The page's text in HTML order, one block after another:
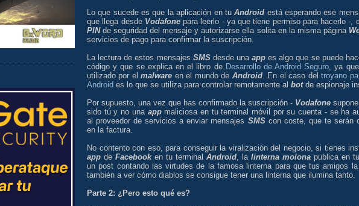
Lo que sucede es que la aplicación en tuAndroid está esperando ese
que llega desde Vodafonepara leerlo - ya que tiene permiso para hacerlo -,
PINde seguridad del mensaje y autorizarse ella solita en la misma página
servicios de pago para confirmar la suscripción.
La lectura de estos mensajes SMSdesde unaapp es algo que se puede
código y que se explica en el libro de Desarrollo de Android Seguro, ya
utilizado por elmalware en el mundo de Android. En el caso deltroyano
Android es lo que se utiliza para controlar remotamente al botde espionaje
Por supuesto, una vez que has confirmado la suscripción - Vodafone
sido tú y no una appmaliciosa en tu terminal móvil por su cuenta - se ha
al proveedor de servicios a enviar mensajes SMScon coste, que te serán
en la factura.
No contento con eso, para conseguir la viralización del negocio, si tienes
app de Facebooken tu terminal Android, la linterna molona publica en
un post contando las virtudes de la famosa linterna para que tus amigos la
también a ver cómo diablos se consigue tener una linterna que ilumina tanto.
Parte 2: ¿Pero esto qué es?